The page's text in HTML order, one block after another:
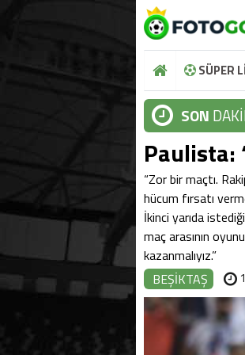
SÜPER
SON
Paulista:
“Zor bir maçtı.
hücum fırsatı
İkinci yarıda
maç arasının
kazanmalıyız.”
BEŞİKTAŞ